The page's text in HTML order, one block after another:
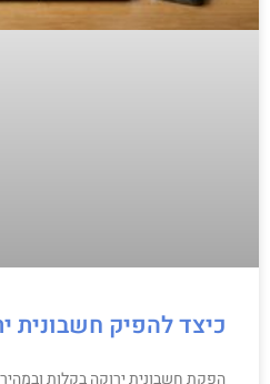
כיצד להפיק חשבונית
הפקת חשבונית ירוקה בקלות